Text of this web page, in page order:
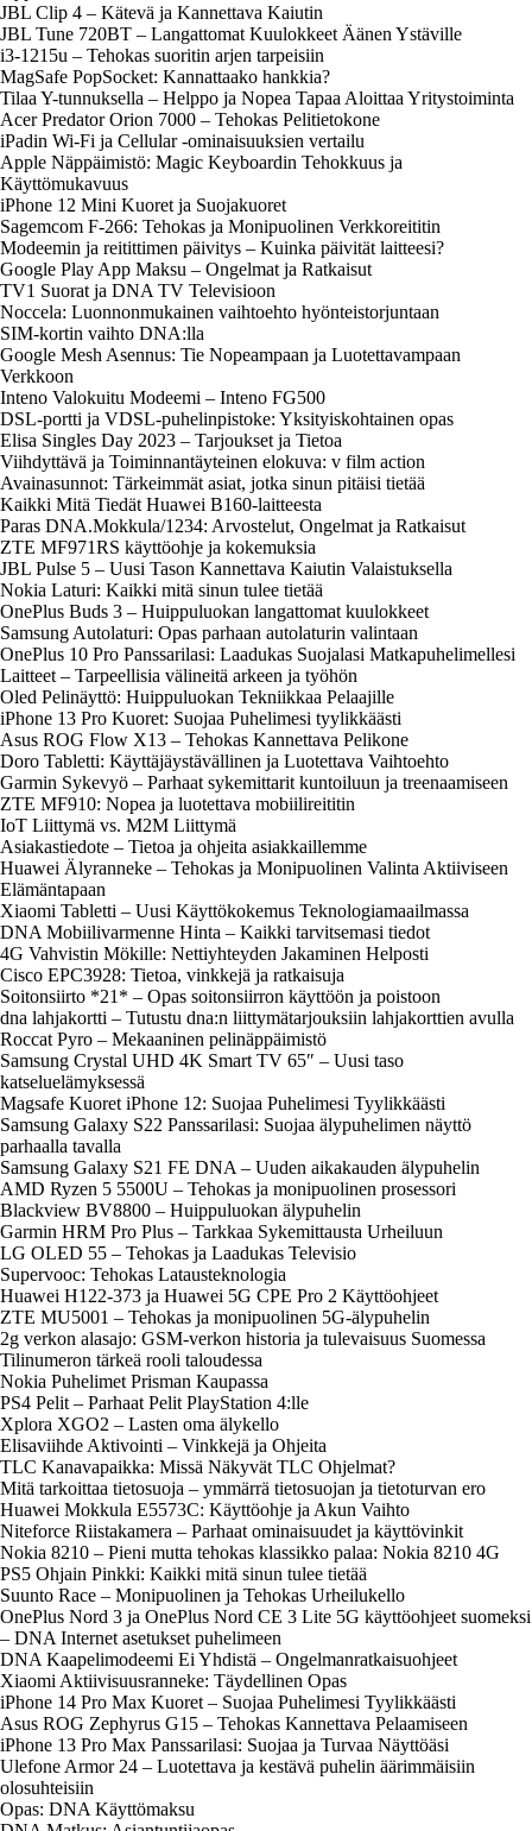
JBL Clip 4 – Kätevä ja Kannettava Kaiutin
JBL Tune 720BT – Langattomat Kuulokkeet Äänen Ystäville
i3-1215u – Tehokas suoritin arjen tarpeisiin
MagSafe PopSocket: Kannattaako hankkia?
Tilaa Y-tunnuksella – Helppo ja Nopea Tapaa Aloittaa Yritystoiminta
Acer Predator Orion 7000 – Tehokas Pelitietokone
iPadin Wi-Fi ja Cellular -ominaisuuksien vertailu
Apple Näppäimistö: Magic Keyboardin Tehokkuus ja
Käyttömukavuus
iPhone 12 Mini Kuoret ja Suojakuoret
Sagemcom F-266: Tehokas ja Monipuolinen Verkkoreititin
Modeemin ja reitittimen päivitys – Kuinka päivität laitteesi?
Google Play App Maksu – Ongelmat ja Ratkaisut
TV1 Suorat ja DNA TV Televisioon
Noccela: Luonnonmukainen vaihtoehto hyönteistorjuntaan
SIM-kortin vaihto DNA:lla
Google Mesh Asennus: Tie Nopeampaan ja Luotettavampaan
Verkkoon
Inteno Valokuitu Modeemi – Inteno FG500
DSL-portti ja VDSL-puhelinpistoke: Yksityiskohtainen opas
Elisa Singles Day 2023 – Tarjoukset ja Tietoa
Viihdyttävä ja Toiminnantäyteinen elokuva: v film action
Avainasunnot: Tärkeimmät asiat, jotka sinun pitäisi tietää
Kaikki Mitä Tiedät Huawei B160-laitteesta
Paras DNA.Mokkula/1234: Arvostelut, Ongelmat ja Ratkaisut
ZTE MF971RS käyttöohje ja kokemuksia
JBL Pulse 5 – Uusi Tason Kannettava Kaiutin Valaistuksella
Nokia Laturi: Kaikki mitä sinun tulee tietää
OnePlus Buds 3 – Huippuluokan langattomat kuulokkeet
Samsung Autolaturi: Opas parhaan autolaturin valintaan
OnePlus 10 Pro Panssarilasi: Laadukas Suojalasi Matkapuhelimellesi
Laitteet – Tarpeellisia välineitä arkeen ja työhön
Oled Pelinäyttö: Huippuluokan Tekniikkaa Pelaajille
iPhone 13 Pro Kuoret: Suojaa Puhelimesi tyylikkäästi
Asus ROG Flow X13 – Tehokas Kannettava Pelikone
Doro Tabletti: Käyttäjäystävällinen ja Luotettava Vaihtoehto
Garmin Sykevyö – Parhaat sykemittarit kuntoiluun ja treenaamiseen
ZTE MF910: Nopea ja luotettava mobiilireititin
IoT Liittymä vs. M2M Liittymä
Asiakastiedote – Tietoa ja ohjeita asiakkaillemme
Huawei Älyranneke – Tehokas ja Monipuolinen Valinta Aktiiviseen
Elämäntapaan
Xiaomi Tabletti – Uusi Käyttökokemus Teknologiamaailmassa
DNA Mobiilivarmenne Hinta – Kaikki tarvitsemasi tiedot
4G Vahvistin Mökille: Nettiyhteyden Jakaminen Helposti
Cisco EPC3928: Tietoa, vinkkejä ja ratkaisuja
Soitonsiirto *21* – Opas soitonsiirron käyttöön ja poistoon
dna lahjakortti – Tutustu dna:n liittymätarjouksiin lahjakorttien avulla
Roccat Pyro – Mekaaninen pelinäppäimistö
Samsung Crystal UHD 4K Smart TV 65″ – Uusi taso
katseluelämyksessä
Magsafe Kuoret iPhone 12: Suojaa Puhelimesi Tyylikkäästi
Samsung Galaxy S22 Panssarilasi: Suojaa älypuhelimen näyttö
parhaalla tavalla
Samsung Galaxy S21 FE DNA – Uuden aikakauden älypuhelin
AMD Ryzen 5 5500U – Tehokas ja monipuolinen prosessori
Blackview BV8800 – Huippuluokan älypuhelin
Garmin HRM Pro Plus – Tarkkaa Sykemittausta Urheiluun
LG OLED 55 – Tehokas ja Laadukas Televisio
Supervooc: Tehokas Latausteknologia
Huawei H122-373 ja Huawei 5G CPE Pro 2 Käyttöohjeet
ZTE MU5001 – Tehokas ja monipuolinen 5G-älypuhelin
2g verkon alasajo: GSM-verkon historia ja tulevaisuus Suomessa
Tilinumeron tärkeä rooli taloudessa
Nokia Puhelimet Prisman Kaupassa
PS4 Pelit – Parhaat Pelit PlayStation 4:lle
Xplora XGO2 – Lasten oma älykello
Elisaviihde Aktivointi – Vinkkejä ja Ohjeita
TLC Kanavapaikka: Missä Näkyvät TLC Ohjelmat?
Mitä tarkoittaa tietosuoja – ymmärrä tietosuojan ja tietoturvan ero
Huawei Mokkula E5573C: Käyttöohje ja Akun Vaihto
Niteforce Riistakamera – Parhaat ominaisuudet ja käyttövinkit
Nokia 8210 – Pieni mutta tehokas klassikko palaa: Nokia 8210 4G
PS5 Ohjain Pinkki: Kaikki mitä sinun tulee tietää
Suunto Race – Monipuolinen ja Tehokas Urheilukello
OnePlus Nord 3 ja OnePlus Nord CE 3 Lite 5G käyttöohjeet suomeksi
– DNA Internet asetukset puhelimeen
DNA Kaapelimodeemi Ei Yhdistä – Ongelmanratkaisuohjeet
Xiaomi Aktiivisuusranneke: Täydellinen Opas
iPhone 14 Pro Max Kuoret – Suojaa Puhelimesi Tyylikkäästi
Asus ROG Zephyrus G15 – Tehokas Kannettava Pelaamiseen
iPhone 13 Pro Max Panssarilasi: Suojaa ja Turvaa Näyttöäsi
Ulefone Armor 24 – Luotettava ja kestävä puhelin äärimmäisiin
olosuhteisiin
Opas: DNA Käyttömaksu